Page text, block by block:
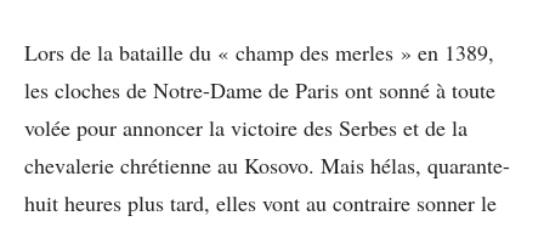
Lors de la bataille du « champ des merles » en 1389,
les cloches de Notre-Dame de Paris ont sonné à toute
volée pour annoncer la victoire des Serbes et de la
chevalerie chrétienne au Kosovo. Mais hélas, quarante-
huit heures plus tard, elles vont au contraire sonner le